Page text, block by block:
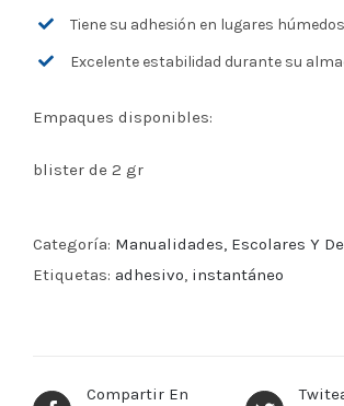
Tiene su adhesión en lugares
Excelente estabilidad durante su
Empaques disponibles:
blister de 2 gr
Categoría: Manualidades, Escolares Y
Etiquetas: adhesivo, instantáneo
Compartir En